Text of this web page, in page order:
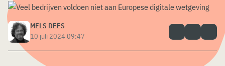
MELS DEES
10 juli 2024 09:47